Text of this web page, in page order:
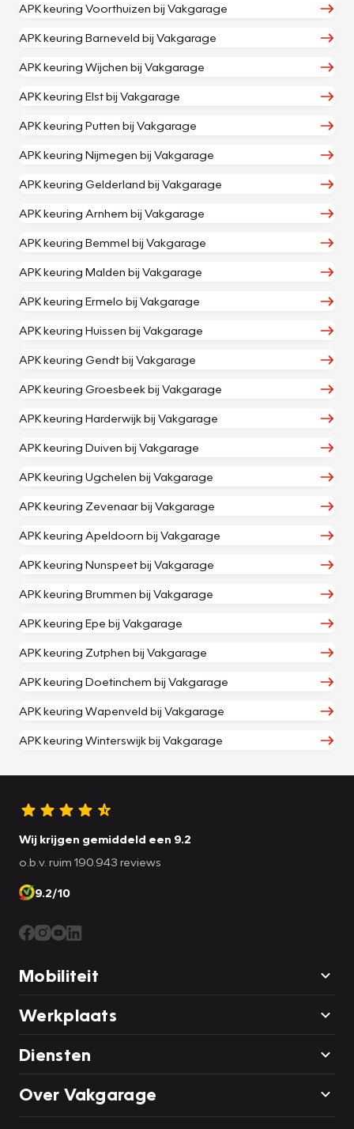
APK keuring Voorthuizen bij Vakgarage
APK keuring Barneveld bij Vakgarage
APK keuring Wijchen bij Vakgarage
APK keuring Elst bij Vakgarage
APK keuring Putten bij Vakgarage
APK keuring Nijmegen bij Vakgarage
APK keuring Gelderland bij Vakgarage
APK keuring Arnhem bij Vakgarage
APK keuring Bemmel bij Vakgarage
APK keuring Malden bij Vakgarage
APK keuring Ermelo bij Vakgarage
APK keuring Huissen bij Vakgarage
APK keuring Gendt bij Vakgarage
APK keuring Groesbeek bij Vakgarage
APK keuring Harderwijk bij Vakgarage
APK keuring Duiven bij Vakgarage
APK keuring Ugchelen bij Vakgarage
APK keuring Zevenaar bij Vakgarage
APK keuring Apeldoorn bij Vakgarage
APK keuring Nunspeet bij Vakgarage
APK keuring Brummen bij Vakgarage
APK keuring Epe bij Vakgarage
APK keuring Zutphen bij Vakgarage
APK keuring Doetinchem bij Vakgarage
APK keuring Wapenveld bij Vakgarage
APK keuring Winterswijk bij Vakgarage
Wij krijgen gemiddeld een 9.2
o.b.v. ruim 190.943 reviews
9.2/10
Mobiliteit
Werkplaats
Diensten
Over Vakgarage